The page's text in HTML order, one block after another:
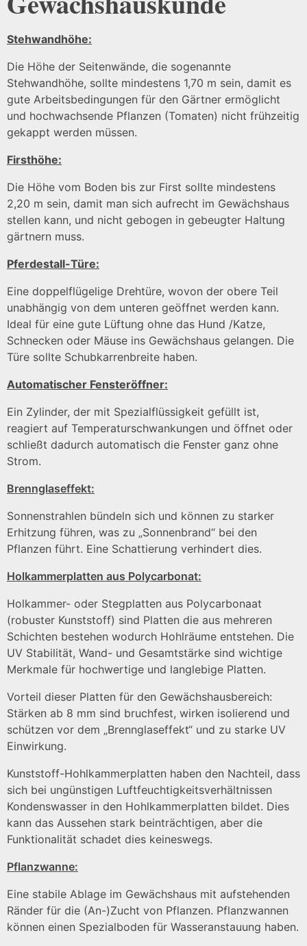
Stehwandhöhe:
Die Höhe der Seitenwände, die sogenannte
Stehwandhöhe, sollte mindestens 1,70 m sein, damit es
gute Arbeitsbedingungen für den Gärtner ermöglicht
und hochwachsende Pflanzen (Tomaten) nicht frühzeitig
gekappt werden müssen.
Firsthöhe:
Die Höhe vom Boden bis zur First sollte mindestens
2,20 m sein, damit man sich aufrecht im Gewächshaus
stellen kann, und nicht gebogen in gebeugter Haltung
gärtnern muss.
Pferdestall-Türe:
Eine doppelflügelige Drehtüre, wovon der obere Teil
unabhängig von dem unteren geöffnet werden kann.
Ideal für eine gute Lüftung ohne das Hund /Katze,
Schnecken oder Mäuse ins Gewächshaus gelangen. Die
Türe sollte Schubkarrenbreite haben.
Automatischer Fensteröffner:
Ein Zylinder, der mit Spezialflüssigkeit gefüllt ist,
reagiert auf Temperaturschwankungen und öffnet oder
schließt dadurch automatisch die Fenster ganz ohne
Strom.
Brennglaseffekt:
Sonnenstrahlen bündeln sich und können zu starker
Erhitzung führen, was zu „Sonnenbrand“ bei den
Pflanzen führt. Eine Schattierung verhindert dies.
Holkammerplatten aus Polycarbonat:
Holkammer- oder Stegplatten aus Polycarbonaat
(robuster Kunststoff) sind Platten die aus mehreren
Schichten bestehen wodurch Hohlräume entstehen. Die
UV Stabilität, Wand- und Gesamtstärke sind wichtige
Merkmale für hochwertige und langlebige Platten.
Vorteil dieser Platten für den Gewächshausbereich:
Stärken ab 8 mm sind bruchfest, wirken isolierend und
schützen vor dem „Brennglaseffekt“ und zu starke UV
Einwirkung.
Kunststoff-Hohlkammerplatten haben den Nachteil, dass
sich bei ungünstigen Luftfeuchtigkeitsverhältnissen
Kondenswasser in den Hohlkammerplatten bildet. Dies
kann das Aussehen stark beinträchtigen, aber die
Funktionalität schadet dies keineswegs.
Pflanzwanne:
Eine stabile Ablage im Gewächshaus mit aufstehenden
Ränder für die (An-)Zucht von Pflanzen. Pflanzwannen
können einen Spezialboden für Wasseranstauung haben.